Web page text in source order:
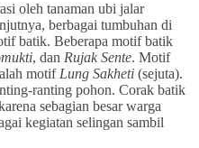
oleh tanaman ubi jalar
berbagai tumbuhan di
batik. Beberapa motif batik
, dan Rujak Sente. Motif
motifLung Sakheti (sejuta).
ranting pohon. Corak batik
sebagian besar warga
kegiatan selingan sambil